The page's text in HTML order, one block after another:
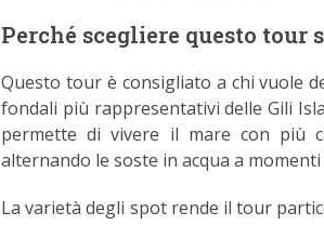
Perché scegliere questo
Questo tour è consigliato a chi vuole
fondali più rappresentativi delle Gili
permette di vivere il mare con più
alternando le soste in acqua a
La varietà degli spot rende il tour